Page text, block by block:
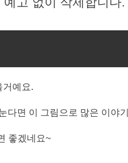
거예요.
다면 이 그림으로 많은 이야
좋겠네요~